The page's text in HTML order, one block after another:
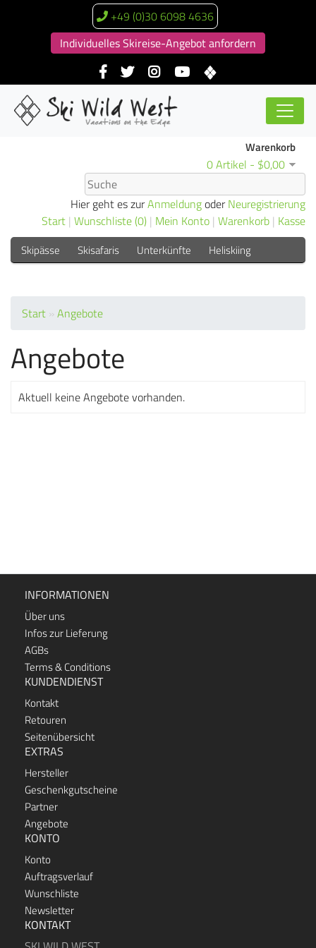
+49 (0)30 6098 4636
Individuelles Skireise-Angebot anfordern
Warenkorb
0 Artikel - $0,00
Hier geht es zurAnmeldungoderNeuregistrierung
Start | Wunschliste (0) | Mein Konto | Warenkorb | Kasse
Skipässe Skisafaris Unterkünfte
Heliskiing
Start » Angebote
Angebote
Aktuell keine Angebote vorhanden.
INFORMATIONEN
Über uns
Infos zur Lieferung
AGBs
Terms & Conditions
KUNDENDIENST
Kontakt
Retouren
Seitenübersicht
EXTRAS
Hersteller
Geschenkgutscheine
Partner
Angebote
KONTO
Konto
Auftragsverlauf
Wunschliste
Newsletter
KONTAKT